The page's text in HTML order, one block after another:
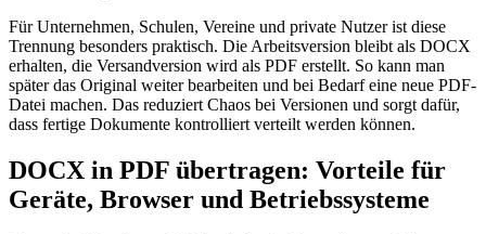
Für Unternehmen, Schulen, Vereine und private Nutzer ist diese
Trennung besonders praktisch. Die Arbeitsversion bleibt als DOCX
erhalten, die Versandversion wird als PDF erstellt. So kann man
später das Original weiter bearbeiten und bei Bedarf eine neue PDF-
Datei machen. Das reduziert Chaos bei Versionen und sorgt dafür,
dass fertige Dokumente kontrolliert verteilt werden können.
DOCX in PDF übertragen: Vorteile für
Geräte, Browser und Betriebssysteme